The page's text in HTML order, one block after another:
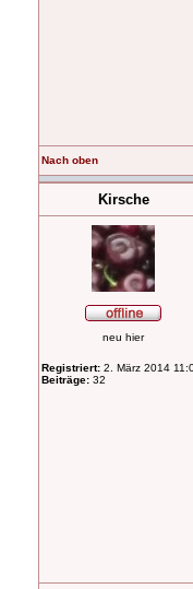
Nach oben
Kirsche
neu hier
Registriert: 2. März 2014
Beiträge: 32